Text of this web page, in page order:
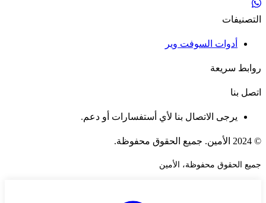
التصنيفات
أدوات السوفت وير
روابط سريعة
اتصل بنا
يرجى الاتصال بنا لأي أستفسارات أو دعم.
© 2024 الأمين. جميع الحقوق محفوظة.
جميع الحقوق محفوظة، الأمين